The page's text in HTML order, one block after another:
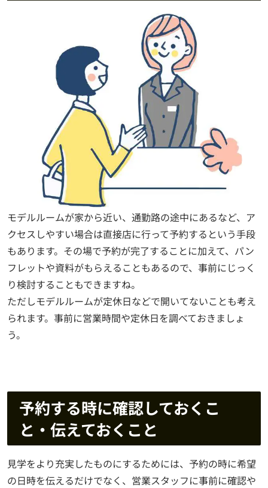
モデルルームが家から近い、通勤路の途中にあるなど、ア
クセスしやすい場合は直接店に行って予約するという手段
もあります。その場で予約が完了することに加えて、パン
フレットや資料がもらえることもあるので、事前にじっく
り検討することもできますね。
ただしモデルルームが定休日などで開いてないことも考え
られます。事前に営業時間や定休日を調べておきましょ
う。
予約する時に確認しておくこ
と・伝えておくこと
見学をより充実したものにするためには、予約の時に希望
の日時を伝えるだけでなく、営業スタッフに事前に確認や